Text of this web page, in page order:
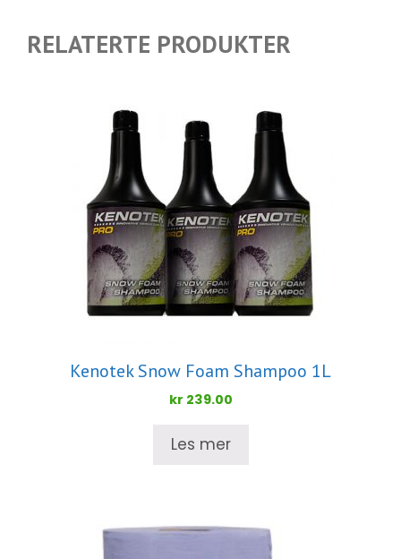
RELATERTE PRODUKTER
Kenotek Snow Foam Shampoo 1L
kr 239.00
Les mer